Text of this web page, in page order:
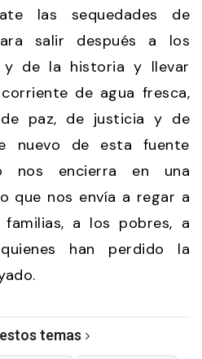
las sequedades de
salir después a los
de la historia y llevar
de agua fresca,
paz, de justicia y de
nuevo de esta fuente
nos encierra en una
que nos envía a regar a
a los pobres, a
han perdido la
temas